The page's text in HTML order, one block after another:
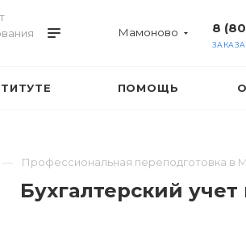
Мамоново 8
ПОМОЩЬ
Профессиональная переподготовка в
Бухгалтерский